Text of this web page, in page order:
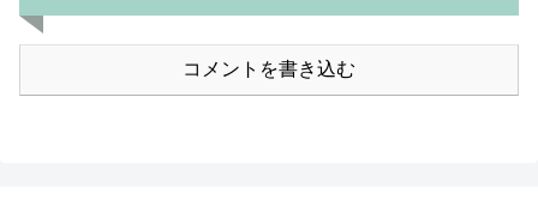
コメントを書き込む